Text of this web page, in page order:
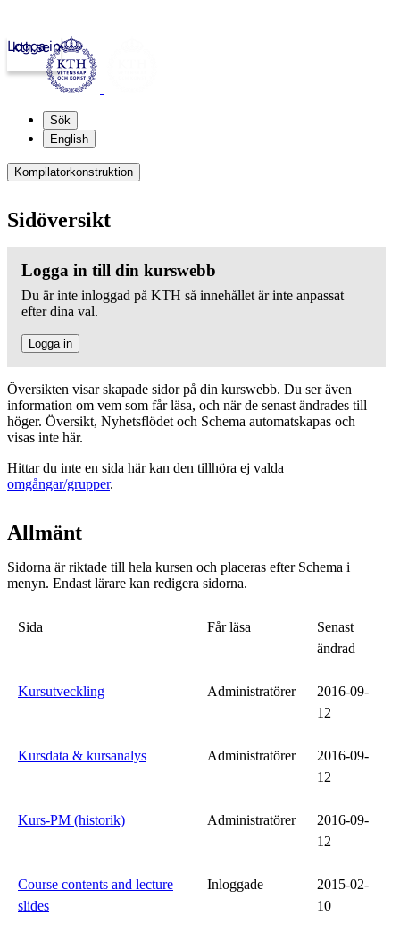
kth.se
Logga in
Sök
English
Kompilatorkonstruktion
Sidöversikt
Logga in till din kurswebb
Du är inte inloggad på KTH så innehållet är inte anpassat
efter dina val.
Logga in
Översikten visar skapade sidor på din kurswebb. Du ser även
information om vem som får läsa, och när de senast ändrades till
höger. Översikt, Nyhetsflödet och Schema automatskapas och
visas inte här.
Hittar du inte en sida här kan den tillhöra ej valda
omgångar/grupper.
Allmänt
Sidorna är riktade till hela kursen och placeras efter Schema i
menyn. Endast lärare kan redigera sidorna.
Sida Får läsa
Senast
ändrad
Kursutveckling Administratörer
2016-09-
12
Kursdata & kursanalys Administratörer
2016-09-
12
Kurs-PM (historik) Administratörer
2016-09-
12
Course contents and lecture
slides
Inloggade
2015-02-
10